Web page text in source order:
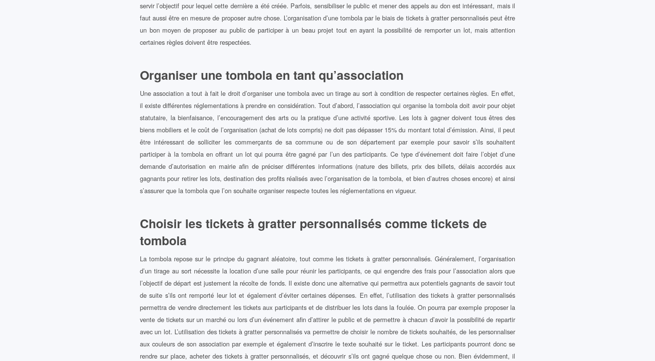
servir l’objectif pour lequel cette dernière a été créée. Parfois, sensibiliser le public et mener des appels au don est intéressant, mais il
faut aussi être en mesure de proposer autre chose. L’organisation d’une tombola par le biais de tickets à gratter personnalisés peut être
un bon moyen de proposer au public de participer à un beau projet tout en ayant la possibilité de remporter un lot, mais attention
certaines règles doivent être respectées.
Organiser une tombola en tant qu’association
Une association a tout à fait le droit d’organiser une tombola avec un tirage au sort à condition de respecter certaines règles. En effet,
il existe différentes réglementations à prendre en considération. Tout d’abord, l’association qui organise la tombola doit avoir pour objet
statutaire, la bienfaisance, l’encouragement des arts ou la pratique d’une activité sportive. Les lots à gagner doivent tous êtres des
biens mobiliers et le coût de l’organisation (achat de lots compris) ne doit pas dépasser 15% du montant total d’émission. Ainsi, il peut
être intéressant de solliciter les commerçants de sa commune ou de son département par exemple pour savoir s’ils souhaitent
participer à la tombola en offrant un lot qui pourra être gagné par l’un des participants. Ce type d’événement doit faire l’objet d’une
demande d’autorisation en mairie afin de préciser différentes informations (nature des billets, prix des billets, délais accordés aux
gagnants pour retirer les lots, destination des profits réalisés avec l’organisation de la tombola, et bien d’autres choses encore) et ainsi
s’assurer que la tombola que l’on souhaite organiser respecte toutes les réglementations en vigueur.
Choisir les tickets à gratter personnalisés comme tickets de
tombola
La tombola repose sur le principe du gagnant aléatoire, tout comme les tickets à gratter personnalisés. Généralement, l’organisation
d’un tirage au sort nécessite la location d’une salle pour réunir les participants, ce qui engendre des frais pour l’association alors que
l’objectif de départ est justement la récolte de fonds. Il existe donc une alternative qui permettra aux potentiels gagnants de savoir tout
de suite s’ils ont remporté leur lot et également d’éviter certaines dépenses. En effet, l’utilisation des tickets à gratter personnalisés
permettra de vendre directement les tickets aux participants et de distribuer les lots dans la foulée. On pourra par exemple proposer la
vente de tickets sur un marché ou lors d’un événement afin d’attirer le public et de permettre à chacun d’avoir la possibilité de repartir
avec un lot. L’utilisation des tickets à gratter personnalisés va permettre de choisir le nombre de tickets souhaités, de les personnaliser
aux couleurs de son association par exemple et également d’inscrire le texte souhaité sur le ticket. Les participants pourront donc se
rendre sur place, acheter des tickets à gratter personnalisés, et découvrir s’ils ont gagné quelque chose ou non. Bien évidemment, il